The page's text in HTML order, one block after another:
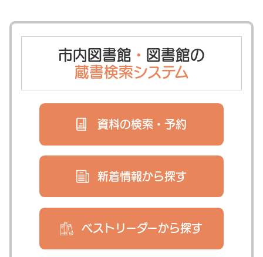
市内図書館 ・ 図書館の
蔵書検索システム
資料の検索・ 予約
新着情報から探す
ベストリーダーから探す